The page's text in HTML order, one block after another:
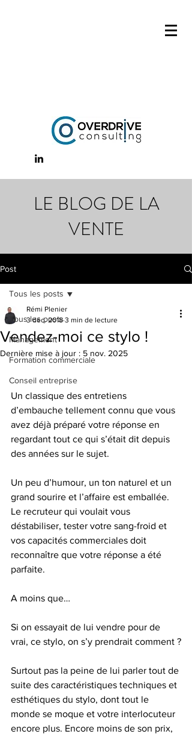
LE BLOG DE LA
VENTE
Post
Tous les posts
Management
Formation commerciale
Conseil entreprise
Tous les posts
Vendez-moi ce stylo !
Rémi Plenier
3 déc. 2018 3 min de lecture
Dernière mise à jour : 5 nov. 2025
Un classique des entretiens
d’embauche tellement connu que vous
avez déjà préparé votre réponse en
regardant tout ce qui s’était dit depuis
des années sur le sujet.
Un peu d’humour, un ton naturel et un
grand sourire et l’affaire est emballée.
Le recruteur qui voulait vous
déstabiliser, tester votre sang-froid et
vos capacités commerciales doit
reconnaître que votre réponse a été
parfaite.
A moins que…
Si on essayait de lui vendre pour de
vrai, ce stylo, on s’y prendrait comment ?
Surtout pas la peine de lui parler tout de
suite des caractéristiques techniques et
esthétiques du stylo, dont tout le
monde se moque et votre interlocuteur
encore plus. Encore moins de son prix,